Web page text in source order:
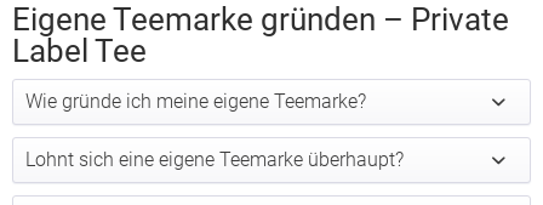
Eigene Teemarke gründen – Private
Label Tee
Wie gründe ich meine eigene Teemarke?
Lohnt sich eine eigene Teemarke überhaupt?